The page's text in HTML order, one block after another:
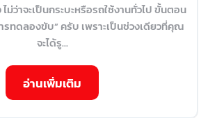
ม่ว่าจะเป็นกระบะหรือรถใช้งานทั่วไป ขั้นตอน
ทดลองขับ” ครับ เพราะเป็นช่วงเดียวที่คุณ
จะได้รู...
อ่านเพิ่มเติม